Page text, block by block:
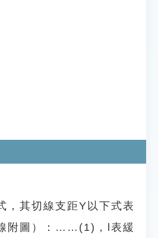
，其切線支距Y以下式表
附圖）：……(1)，l表緩